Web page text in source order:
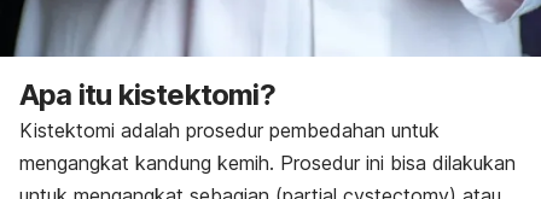
Apa itu kistektomi?
Kistektomi adalah prosedur pembedahan untuk
mengangkat kandung kemih. Prosedur ini bisa dilakukan